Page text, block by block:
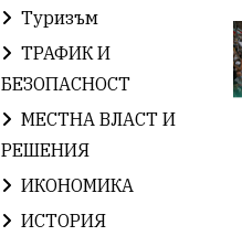
Туризъм
ТРАФИК И
БЕЗОПАСНОСТ
МЕСТНА ВЛАСТ И
РЕШЕНИЯ
ИКОНОМИКА
ИСТОРИЯ